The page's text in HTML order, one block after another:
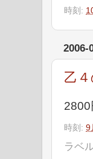
時刻:
2006-
乙
2800
時刻: 9
ラベ